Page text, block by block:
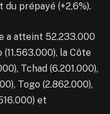
prépayé (+2,6%).
a atteint 52.233.000
la Côte
Tchad (6.201.000),
Togo (2.862.000),
et